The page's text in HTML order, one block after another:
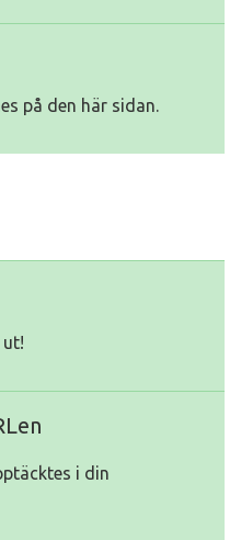
på den här sidan.
ut!
i din